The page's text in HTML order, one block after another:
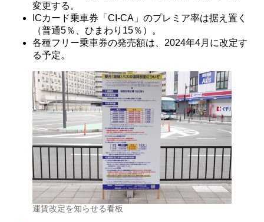
変更する。
ICカード乗車券「CI-CA」のプレミア率は据え置く
（普通5％、ひまわり15％）。
各種フリー乗車券の発売額は、2024年4月に改定す
る予定。
運賃改定を知らせる看板